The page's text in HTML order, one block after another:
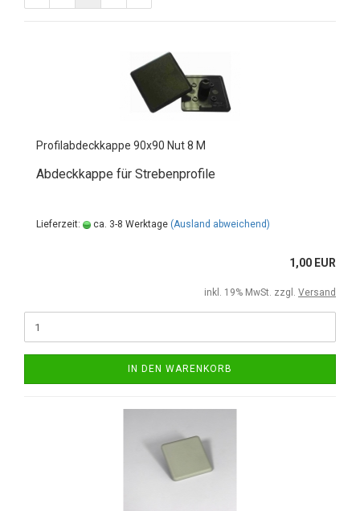
Profilabdeckkappe 90x90 Nut 8 M
Abdeckkappe für Strebenprofile
Lieferzeit: ca. 3-8 Werktage (Ausland abweichend)
1,00 EUR
inkl. 19% MwSt. zzgl. Versand
IN DEN WARENKORB